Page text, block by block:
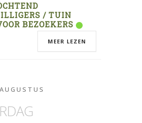
/ TUIN
BEZOEKERS
MEER LEZEN
AUGUSTUS